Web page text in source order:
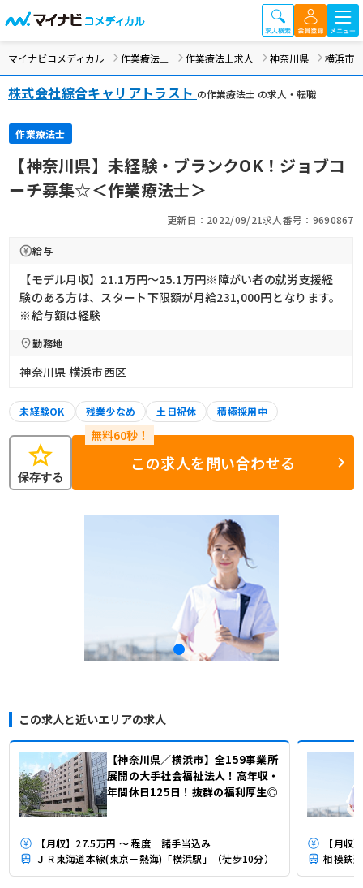
マイナビコメディカル 作業療法士 作業療法士求人 神奈川県 横浜市
株式会社綜合キャリアトラスト の作業療法士 の求人・転職
作業療法士
【神奈川県】未経験・ブランクOK！ジョブコ
ーチ募集☆＜作業療法士＞
更新日：2022/09/21求人番号：9690867
給与
【モデル月収】21.1万円〜25.1万円※障がい者の就労支援経
験のある方は、スタート下限額が月給231,000円となります。
※給与額は経験
勤務地
神奈川県 横浜市西区
未経験OK 残業少なめ 土日祝休 積極採用中
star
保存する
この求人を問い合わせる
この求人と近いエリアの求人
【神奈川県／横浜市】全159事業所
展開の大手社会福祉法人！高年収・
年間休日125日！抜群の福利厚生◎
【月収】27.5万円 ～ 程度 諸手当込み
ＪＲ東海道本線(東京－熱海)「横浜駅」（徒歩10分）
【月収
相模鉄